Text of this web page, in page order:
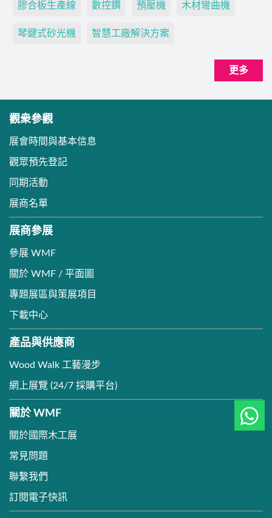
膠合板生產線 數控鑽 預壓機 木材彎曲機
琴鍵式砂光機 智慧工廠解決方案
更多
觀衆參觀
展會時間與基本信息
觀眾預先登記
同期活動
展商名單
展商參展
參展 WMF
關於 WMF / 平面圖
專題展區與策展項目
下載中心
產品與供應商
Wood Walk 工藝漫步
網上展覽 (24/7 採購平台)
關於 WMF
關於國際木工展
常見問題
聯繫我們
訂閱電子快訊